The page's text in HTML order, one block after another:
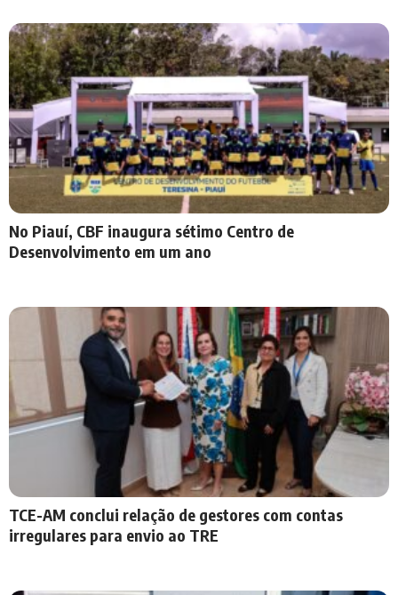
No Piauí, CBF inaugura sétimo Centro de
Desenvolvimento em um ano
TCE-AM conclui relação de gestores com contas
irregulares para envio ao TRE